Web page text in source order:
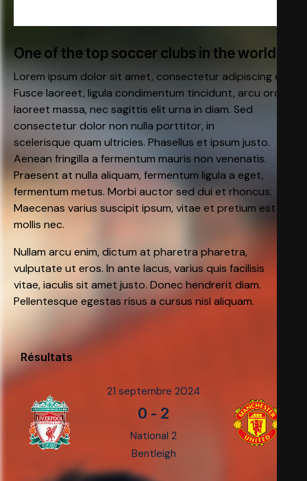
One of the top soccer clubs in the world
Lorem ipsum dolor sit amet, consectetur adipiscing elit.
Fusce laoreet, ligula condimentum tincidunt, arcu orci
laoreet massa, nec sagittis elit urna in diam. Sed
consectetur dolor non nulla porttitor, in
scelerisque quam ultricies. Phasellus et ipsum justo.
Aenean fringilla a fermentum mauris non venenatis.
Praesent at nulla aliquam, fermentum ligula a eget,
fermentum metus. Morbi auctor sed dui et rhoncus.
Maecenas varius suscipit ipsum, vitae et pretium est
mollis nec.
Nullam arcu enim, dictum at pharetra pharetra,
vulputate ut eros. In ante lacus, varius quis facilisis
vitae, iaculis sit amet justo. Donec hendrerit diam.
Pellentesque egestas risus a cursus nisl aliquam.
Résultats
21 septembre 2024
0 - 2
National 2
Bentleigh